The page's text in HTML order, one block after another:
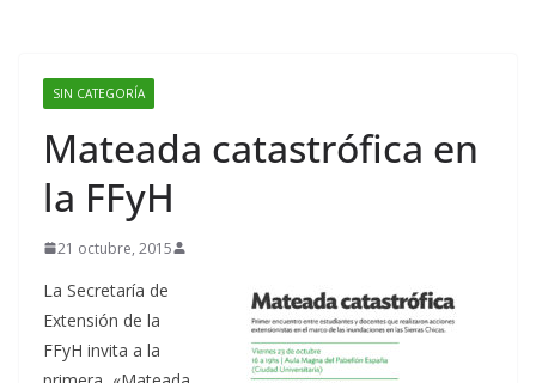
SIN CATEGORÍA
Mateada catastrófica en
la FFyH
21 octubre, 2015
La Secretaría de
Extensión de la
FFyH invita a la